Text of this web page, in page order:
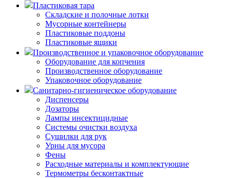
Пластиковая тара
Складские и полочные лотки
Мусорные контейнеры
Пластиковые поддоны
Пластиковые ящики
Производственное и упаковочное оборудование
Оборудование для копчения
Производственное оборудование
Упаковочное оборудование
Санитарно-гигиеническое оборудование
Диспенсеры
Дозаторы
Лампы инсектицидные
Системы очистки воздуха
Сушилки для рук
Урны для мусора
Фены
Расходные материалы и комплектующие
Термометры бесконтактные